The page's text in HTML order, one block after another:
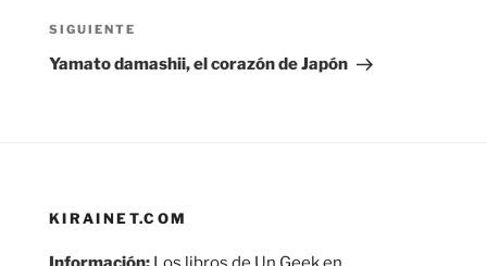
Siguiente
entrada
SIGUIENTE
Yamato damashii, el corazón de Japón
KIRAINET.COM